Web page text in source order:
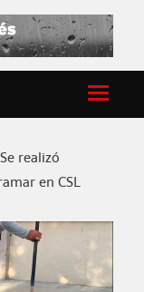
Se realizó
en CSL